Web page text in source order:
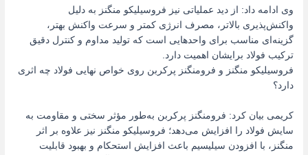
وی ادامه داد: از دید عملیاتی نیز فروسیلیکو منگنز به دلیل
واکنش‌پذیری بالاتر، مصرف انرژی کمتر و سرعت واکنش بهتر،
گزینه‌ای مناسب برای واحدهایی است که تولید مداوم و کنترل دقیق
ترکیب فولاد برایشان اهمیت دارد.
فروسیلیکو منگنز و فرومنگنز پرکربن روی خواص نهایی فولاد چه اثری
دارد؟
کریمی بیان کرد: فرومنگنز پرکربن به‌طور مؤثر سختی و مقاومت به
سایش فولاد را افزایش می‌دهد؛ فروسیلیکو منگنز نیز علاوه بر اثر
منگنز، با افزودن سیلیسیم باعث افزایش استحکام و بهبود قابلیت